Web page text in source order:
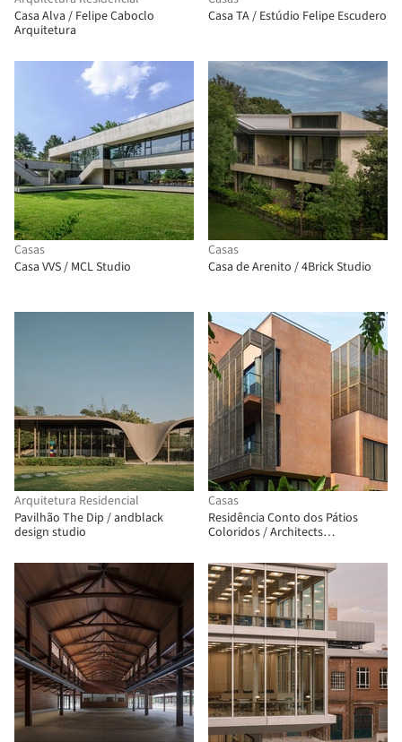
Casa Alva / Felipe Caboclo
Arquitetura
Casa TA / Estúdio Felipe Escudero
Casas
Casa VVS / MCL Studio
Casas
Casa de Arenito / 4Brick Studio
Arquitetura Residencial
Pavilhão The Dip / andblack
design studio
Casas
Residência Conto dos Pátios
Coloridos / Architects